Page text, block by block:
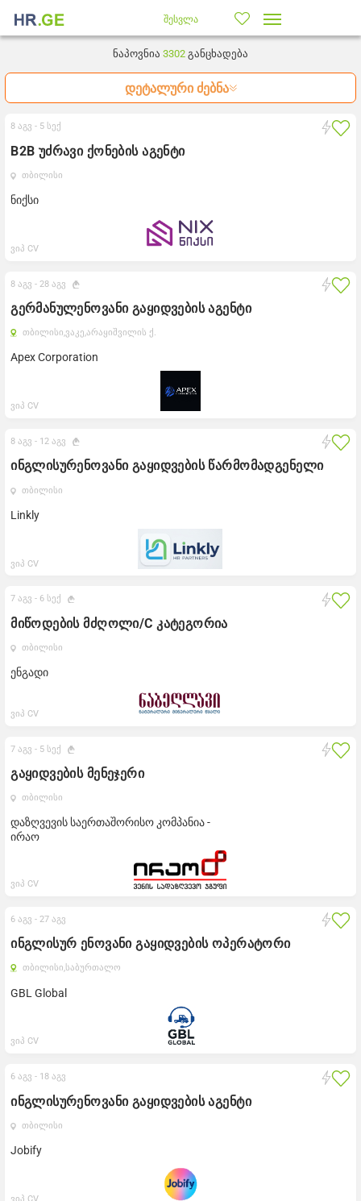
შესვლა
ნაპოვნია 3302 განცხადება
დეტალური ძებნა
B2B უძრავი ქონების აგენტი
თბილისი
ნიქსი
8 აგვ - 5 სექ
ვიპ CV
გერმანულენოვანი გაყიდვების აგენტი
თბილისი,ვაკე,არაყიშვილის ქ.
Apex Corporation
8 აგვ -28 აგვ
ვიპ CV
ინგლისურენოვანი გაყიდვების წარმომადგენელი
თბილისი
Linkly
8 აგვ - 12 აგვ
ვიპ CV
მიწოდების მძღოლი/C კატეგორია
თბილისი
ენგადი
7 აგვ - 6 სექ
ვიპ CV
გაყიდვების მენეჯერი
თბილისი
დაზღვევის საერთაშორისო კომპანია -
ირაო
7 აგვ - 5 სექ
ვიპ CV
ინგლისურ ენოვანი გაყიდვების ოპერატორი
თბილისი,საბურთალო
GBL Global
6 აგვ -27 აგვ
ვიპ CV
ინგლისურენოვანი გაყიდვების აგენტი
თბილისი
Jobify
6 აგვ - 18 აგვ
ვიპ CV